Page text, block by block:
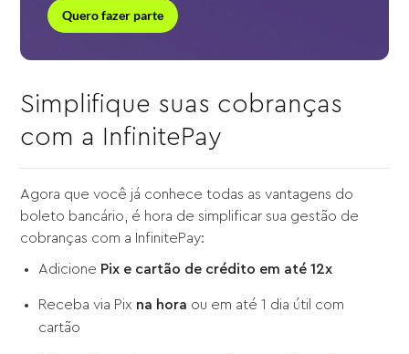
Quero fazer parte
Simplifique suas cobranças
com a InfinitePay
Agora que você já conhece todas as vantagens do
boleto bancário, é hora de simplificar sua gestão de
cobranças com a InfinitePay:
Adicione Pix e cartão de crédito em até 12x
Receba via Pix na hora ou em até 1 dia útil com
cartão